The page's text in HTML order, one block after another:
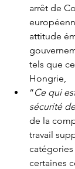
arrêt de
attitude
tels que
Hongrie,
“Ce qui
sécurité
de la
travail
certaines